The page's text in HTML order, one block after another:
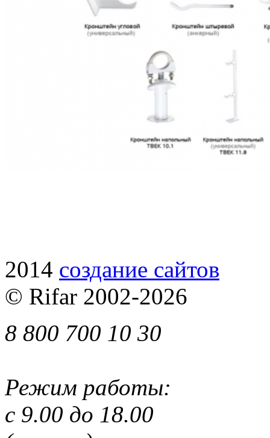
2014 cоздание сайтов
© Rifar 2002-2026
8 800 700 10 30
Режим работы:
с 9.00 до 18.00